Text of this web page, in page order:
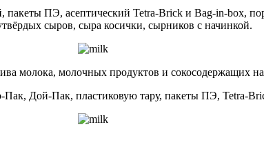
ПЭ, асептический Tetra-Brick и Bag-in-box,
сыров, сыра косички, сырников с начинкой.
молока, молочных продуктов и сокосодержащих
Дой-Пак, пластиковую тару, пакеты ПЭ, Tetra-